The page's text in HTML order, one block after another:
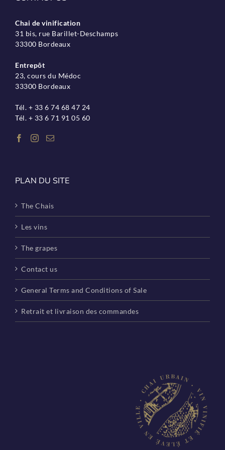
Chai de vinification
31 bis, rue Barillet-Deschamps
33300 Bordeaux
Entrepôt
23, cours du Médoc
33300 Bordeaux
Tél. + 33 6 74 68 47 24
Tél. + 33 6 71 91 05 60
PLAN DU SITE
The Chais
Les vins
The grapes
Contact us
General Terms and Conditions of Sale
Retrait et livraison des commandes